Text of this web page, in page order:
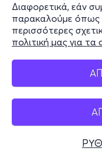
Διαφορετικά, εάν
παρακαλούμε όπως
περισσότερες
πολιτική μας για τα